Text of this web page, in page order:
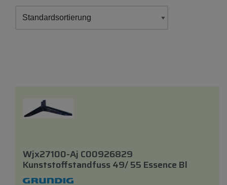
Wjx27100-Aj C00926829
Kunststoffstandfuss 49/ 55 Essence Bl